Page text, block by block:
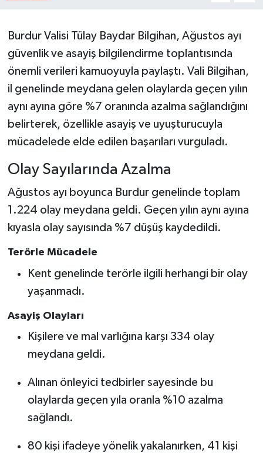
Burdur Valisi Tülay Baydar Bilgihan, Ağustos ayı
güvenlik ve asayiş bilgilendirme toplantısında
önemli verileri kamuoyuyla paylaştı. Vali Bilgihan,
il genelinde meydana gelen olaylarda geçen yılın
aynı ayına göre %7 oranında azalma sağlandığını
belirterek, özellikle asayiş ve uyuşturucuyla
mücadelede elde edilen başarıları vurguladı.
Olay Sayılarında Azalma
Ağustos ayı boyunca Burdur genelinde toplam
1.224 olay meydana geldi. Geçen yılın aynı ayına
kıyasla olay sayısında %7 düşüş kaydedildi.
Terörle Mücadele
Kent genelinde terörle ilgili herhangi bir olay
yaşanmadı.
Asayiş Olayları
Kişilere ve mal varlığına karşı 334 olay
meydana geldi.
Alınan önleyici tedbirler sayesinde bu
olaylarda geçen yıla oranla %10 azalma
sağlandı.
80 kişi ifadeye yönelik yakalanırken, 41 kişi